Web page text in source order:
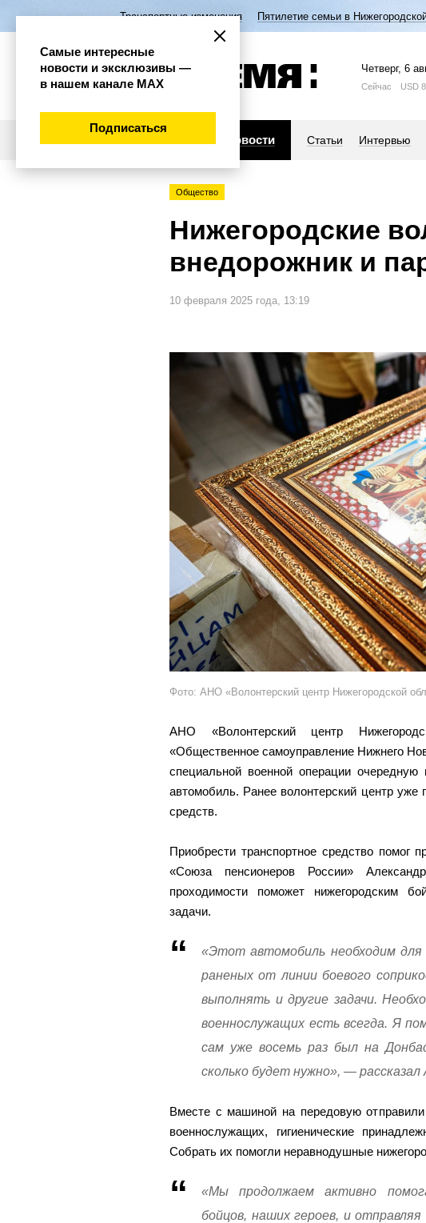
Транспортные изменения Пятилетие семьи в
Четверг, 6
Сейчас USD
Новости Статьи Интервью
Общество
Нижегородские
внедорожник и
10 февраля 2025 года, 13:19
Фото: АНО «Волонтерский центр Нижегородской
АНО «Волонтерский центр
«Общественное самоуправление Нижнего
специальной военной операции
автомобиль. Ранее волонтерский центр
средств.
Приобрести транспортное средство помог
«Союза пенсионеров России»
проходимости поможет нижегородским
задачи.
«Этот автомобиль необходим для
раненых от линии боевого
выполнять и другие задачи.
военнослужащих есть всегда. Я
сам уже восемь раз был на
сколько будет нужно», — рассказал
Вместе с машиной на передовую
военнослужащих, гигиенические
Собрать их помогли неравнодушные
«Мы продолжаем активно
бойцов, наших героев, и
Самые интересные
новости и эксклюзивы —
в нашем канале МАХ
Подписаться